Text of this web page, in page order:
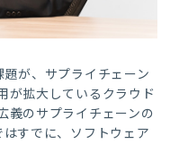
が、サプライチェーン
が拡大しているクラウド
義のサプライチェーンの
すでに、ソフトウェア